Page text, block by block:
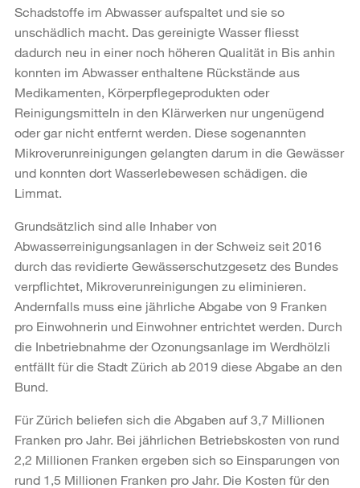
Schadstoffe im Abwasser aufspaltet und sie so
unschädlich macht. Das gereinigte Wasser fliesst
dadurch neu in einer noch höheren Qualität in Bis anhin
konnten im Abwasser enthaltene Rückstände aus
Medikamenten, Körperpflegeprodukten oder
Reinigungsmitteln in den Klärwerken nur ungenügend
oder gar nicht entfernt werden. Diese sogenannten
Mikroverunreinigungen gelangten darum in die Gewässer
und konnten dort Wasserlebewesen schädigen. die
Limmat.
Grundsätzlich sind alle Inhaber von
Abwasserreinigungsanlagen in der Schweiz seit 2016
durch das revidierte Gewässerschutzgesetz des Bundes
verpflichtet, Mikroverunreinigungen zu eliminieren.
Andernfalls muss eine jährliche Abgabe von 9 Franken
pro Einwohnerin und Einwohner entrichtet werden. Durch
die Inbetriebnahme der Ozonungsanlage im Werdhölzli
entfällt für die Stadt Zürich ab 2019 diese Abgabe an den
Bund.
Für Zürich beliefen sich die Abgaben auf 3,7 Millionen
Franken pro Jahr. Bei jährlichen Betriebskosten von rund
2,2 Millionen Franken ergeben sich so Einsparungen von
rund 1,5 Millionen Franken pro Jahr. Die Kosten für den